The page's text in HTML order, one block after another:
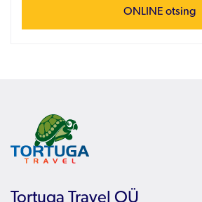
ONLINE otsing
Tortuga Travel OÜ